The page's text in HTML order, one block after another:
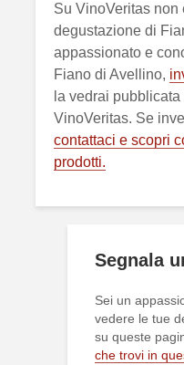
Su VinoVeritas non
degustazione di
appassionato e
Fiano di Avellino,
la vedrai
VinoVeritas. Se
contattaci e scopri
prodotti.
Segnala
Sei un
vedere le tue
su queste
che trovi in